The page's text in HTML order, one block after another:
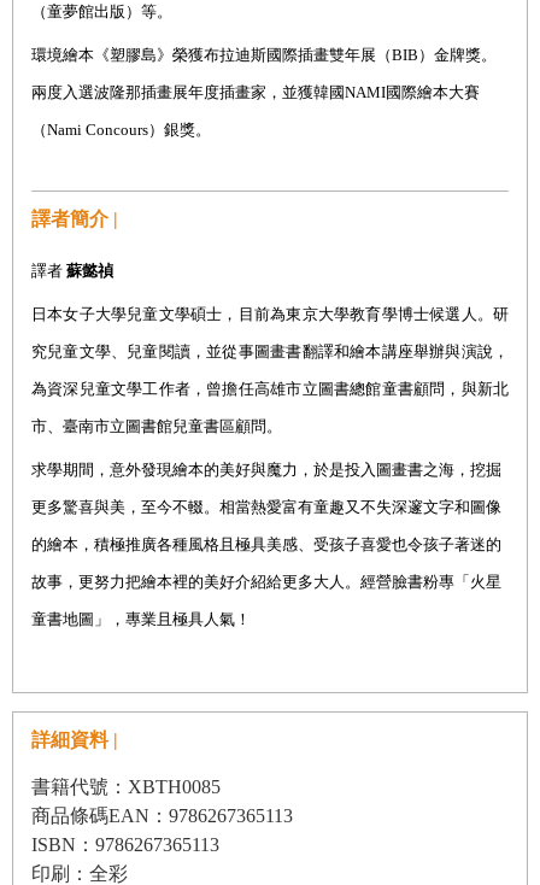
（童夢館出版）等。
環境繪本《塑膠島》榮獲布拉迪斯國際插畫雙年展（BIB）金牌獎。
兩度入選波隆那插畫展年度插畫家，並獲韓國NAMI國際繪本大賽
（Nami Concours）銀獎。
譯者簡介 |
譯者 蘇懿禎
日本女子大學兒童文學碩士，目前為東京大學教育學博士候選人。研
究兒童文學、兒童閱讀，並從事圖畫書翻譯和繪本講座舉辦與演說，
為資深兒童文學工作者，曾擔任高雄市立圖書總館童書顧問，與新北
市、臺南市立圖書館兒童書區顧問。
求學期間，意外發現繪本的美好與魔力，於是投入圖畫書之海，挖掘
更多驚喜與美，至今不輟。相當熱愛富有童趣又不失深邃文字和圖像
的繪本，積極推廣各種風格且極具美感、受孩子喜愛也令孩子著迷的
故事，更努力把繪本裡的美好介紹給更多大人。經營臉書粉專「火星
童書地圖」，專業且極具人氣！
詳細資料 |
書籍代號：XBTH0085
商品條碼EAN：9786267365113
ISBN：9786267365113
印刷：全彩